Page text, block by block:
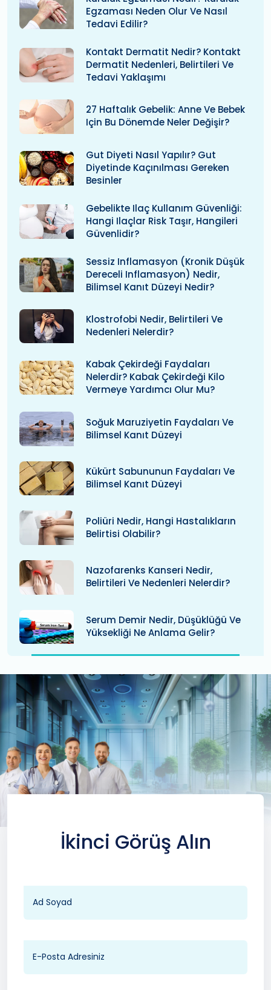
Egzaması Neden Olur Ve Nasıl
Tedavi Edilir?
Kontakt Dermatit Nedir? Kontakt
Dermatit Nedenleri, Belirtileri Ve
Tedavi Yaklaşımı
27 Haftalık Gebelik: Anne Ve Bebek
Için Bu Dönemde Neler Değişir?
Gut Diyeti Nasıl Yapılır? Gut
Diyetinde Kaçınılması Gereken
Besinler
Gebelikte Ilaç Kullanım Güvenliği:
Hangi Ilaçlar Risk Taşır, Hangileri
Güvenlidir?
Sessiz Inflamasyon (kronik Düşük
Dereceli Inflamasyon) Nedir,
Bilimsel Kanıt Düzeyi Nedir?
Klostrofobi Nedir, Belirtileri Ve
Nedenleri Nelerdir?
Kabak Çekirdeği Faydaları
Nelerdir? Kabak Çekirdeği Kilo
Vermeye Yardımcı Olur Mu?
Soğuk Maruziyetin Faydaları Ve
Bilimsel Kanıt Düzeyi
Kükürt Sabununun Faydaları Ve
Bilimsel Kanıt Düzeyi
Poliüri Nedir, Hangi Hastalıkların
Belirtisi Olabilir?
Nazofarenks Kanseri Nedir,
Belirtileri Ve Nedenleri Nelerdir?
Serum Demir Nedir, Düşüklüğü Ve
Yüksekliği Ne Anlama Gelir?
İkinci Görüş Alın